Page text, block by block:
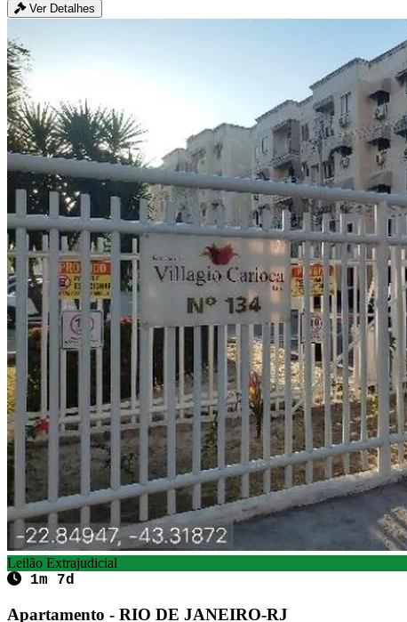
Ver Detalhes
Leilão Extrajudicial
1m 7d
Apartamento - RIO DE JANEIRO-RJ